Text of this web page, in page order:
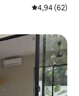
4,94 de uma
4,94 (62)